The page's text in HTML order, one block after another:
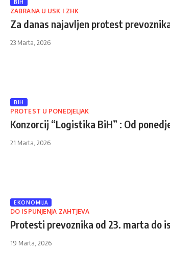
BIH
ZABRANA U USK I ZHK
Za danas najavljen protest
23 Marta, 2026
BIH
PROTEST U PONEDJELJAK
Konzorcij “Logistika BiH” : Od
21 Marta, 2026
EKONOMIJA
DO ISPUNJENJA ZAHTJEVA
Protesti prevoznika od 23. marta do
19 Marta, 2026